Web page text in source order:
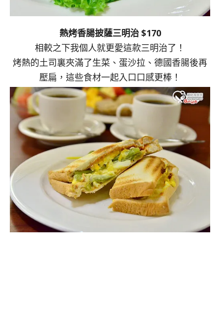
熱烤香腸披薩三明治 $170
相較之下我個人就更愛這款三明治了！
烤熱的土司裏夾滿了生菜、蛋沙拉、德國香腸後再
壓扁，這些食材一起入口口感更棒！